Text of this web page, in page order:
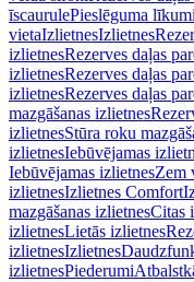
īscaurulePieslēguma līkumi
vietaIzlietnesIzlietnes
izlietnesRezerves daļas
izlietnesRezerves daļas
izlietnesRezerves daļas
mazgāšanas izlietnes
izlietnesStūra roku
izlietnesIebūvējamas
Iebūvējamas izlietnesZem
izlietnesIzlietnes Comfort
mazgāšanas izlietnesCitas
izlietnesLietās izlietnes
izlietnesIzlietnes
izlietnesPiederumi